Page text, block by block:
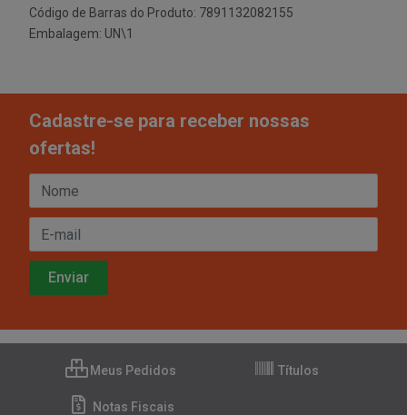
Código de Barras do Produto: 7891132082155
Embalagem: UN\1
Cadastre-se para receber nossas
ofertas!
Meus Pedidos Títulos
Notas Fiscais